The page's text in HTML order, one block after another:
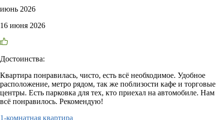
июнь 2026
16 июня 2026
Достоинства:
Квартира понравилась, чисто, есть всё необходимое. Удобное
расположение, метро рядом, так же поблизости кафе и торговые
центры. Есть парковка для тех, кто приехал на автомобиле. Нам
всё понравилось. Рекомендую!
1-комнатная квартира